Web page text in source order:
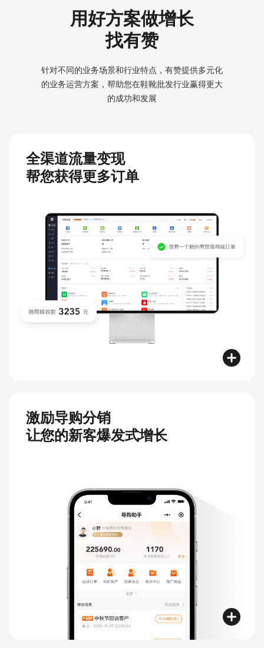
用好方案做增长
找有赞
针对不同的业务场景和行业特点，有赞提供多元化
的业务运营方案，帮助您在鞋靴批发行业赢得更大
的成功和发展
全渠道流量变现
帮您获得更多订单
激励导购分销
让您的新客爆发式增长